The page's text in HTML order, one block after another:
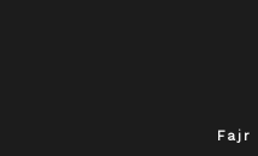
Fajr